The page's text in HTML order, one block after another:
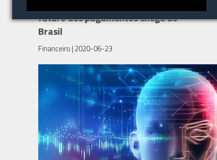
futuro dos pagamentos chega ao
Brasil
Financeiro | 2020-06-23